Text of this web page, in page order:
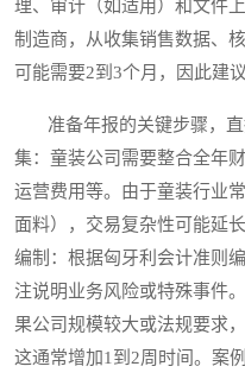
理、审计（如适用）和文件
制造商，从收集销售数据、
可能需要2到3个月，因此建
准备年报的关键步骤，直
集：童装公司需要整合全年
运营费用等。由于童装行业
面料），交易复杂性可能延
编制：根据匈牙利会计准则
注说明业务风险或特殊事件
果公司规模较大或法规要求
这通常增加1到2周时间。案